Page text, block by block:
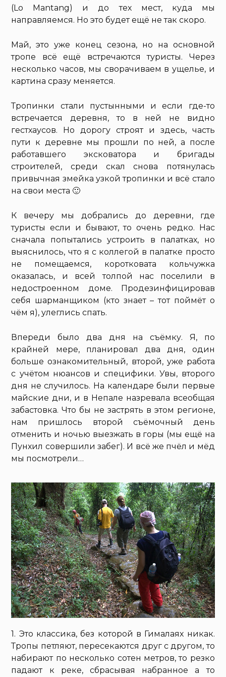
(Lo Mantang) и до тех мест, куда мы
направляемся. Но это будет ещё не так скоро.
Май, это уже конец сезона, но на основной
тропе всё ещё встречаются туристы. Через
несколько часов, мы сворачиваем в ущелье, и
картина сразу меняется.
Тропинки стали пустынными и если где-то
встречается деревня, то в ней не видно
гестхаусов. Но дорогу строят и здесь, часть
пути к деревне мы прошли по ней, а после
работавшего эксковатора и бригады
строителей, среди скал снова потянулась
привычная змейка узкой тропинки и всё стало
на свои места 🙂
К вечеру мы добрались до деревни, где
туристы если и бывают, то очень редко. Нас
сначала попытались устроить в палатках, но
выяснилось, что я с коллегой в палатке просто
не помещаемся, коротковата кольчужка
оказалась, и всей толпой нас поселили в
недостроенном доме. Продезинфицировав
себя шарманщиком (кто знает – тот поймёт о
чём я), улеглись спать.
Впереди было два дня на съёмку. Я, по
крайней мере, планировал два дня, один
больше ознакомительный, второй, уже работа
с учётом нюансов и специфики. Увы, второго
дня не случилось. На календаре были первые
майские дни, и в Непале назревала всеобщая
забастовка. Что бы не застрять в этом регионе,
нам пришлось второй съёмочный день
отменить и ночью выезжать в горы (мы ещё на
Пунхил совершили забег). И всё же пчёл и мёд
мы посмотрели…
1. Это классика, без которой в Гималаях никак.
Тропы петляют, пересекаются друг с другом, то
набирают по несколько сотен метров, то резко
падают к реке, сбрасывая набранное а то